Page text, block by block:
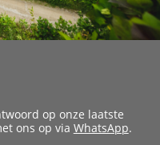
op onze laatste
ons op via WhatsApp.